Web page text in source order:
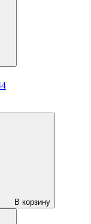
В корзину